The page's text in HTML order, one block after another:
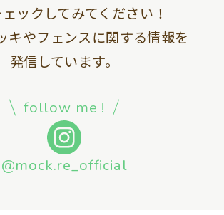
ックしてみてください！
キやフェンスに関する情報を
発信しています。
follow me !
@mock.re_official